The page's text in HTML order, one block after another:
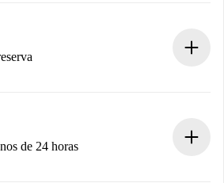
necessárias
até que o proprietário confirme.
de 24 horas